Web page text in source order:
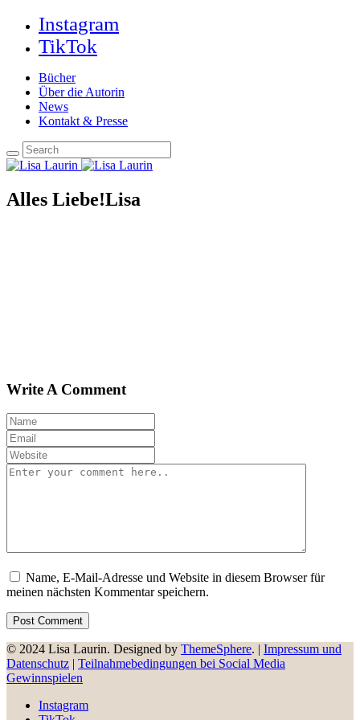
Instagram
TikTok
Bücher
Über die Autorin
News
Kontakt & Presse
Alles Liebe!Lisa
Write A Comment
Name, E-Mail-Adresse und Website in diesem Browser für
meinen nächsten Kommentar speichern.
© 2024 Lisa Laurin. Designed by ThemeSphere. | Impressum und
Datenschutz | Teilnahmebedingungen bei Social Media
Gewinnspielen
Instagram